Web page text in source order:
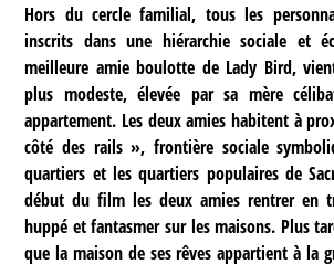
Hors du cercle familial, tous les
inscrits dans une hiérarchie sociale et
meilleure amie boulotte de Lady Bird,
plus modeste, élevée par sa mère
appartement. Les deux amies habitent à
côté des rails », frontière sociale
quartiers et les quartiers populaires de
début du film les deux amies rentrer en
huppé et fantasmer sur les maisons. Plus
que la maison de ses rêves appartient à la